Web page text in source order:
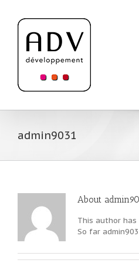
admin9031
About
This author
So far